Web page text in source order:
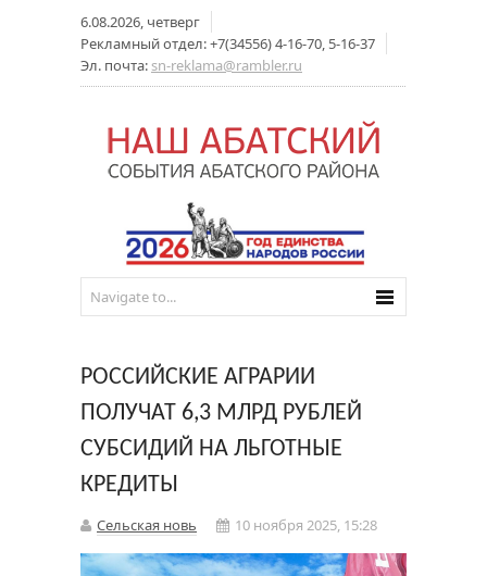
6.08.2026, четверг
Рекламный отдел: +7(34556) 4-16-70, 5-16-37
Эл. почта: sn-reklama@rambler.ru
РОССИЙСКИЕ АГРАРИИ
ПОЛУЧАТ 6,3 МЛРД РУБЛЕЙ
СУБСИДИЙ НА ЛЬГОТНЫЕ
КРЕДИТЫ
Сельская новь 10 ноября 2025, 15:28